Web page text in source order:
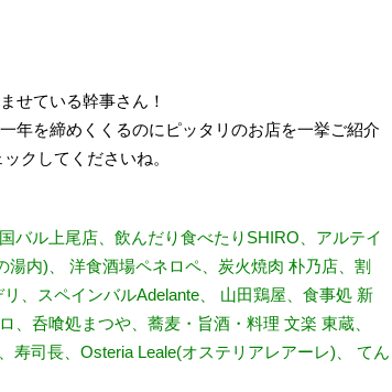
せている幹事さん！
年を締めくくるのにピッタリのお店を一挙ご紹介
クしてくださいね。
バル上尾店、飲んだり食べたりSHIRO、アルテイ
内)、 洋食酒場ペネロペ、炭火焼肉 朴乃店、割
、スペインバルAdelante、 山田鶏屋、食事処 新
、呑喰処まつや、蕎麦・旨酒・料理 文楽 東蔵、
寿司長、Osteria Leale(オステリアレアーレ)、 てん